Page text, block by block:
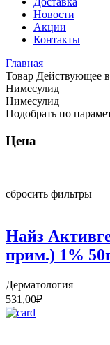
Новости
Акции
Контакты
Главная
Товар Действующее
Нимесулид
Нимесулид
Подобрать по
Цена
сбросить фильтры
Найз
прим.) 1%
Дерматология
531,00₽